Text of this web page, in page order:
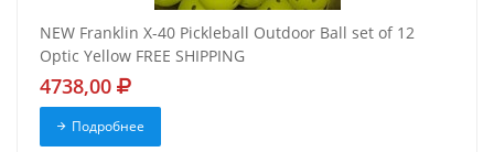
NEW Franklin X-40 Pickleball Outdoor Ball set of 12
Optic Yellow FREE SHIPPING
4738,00
Подробнее